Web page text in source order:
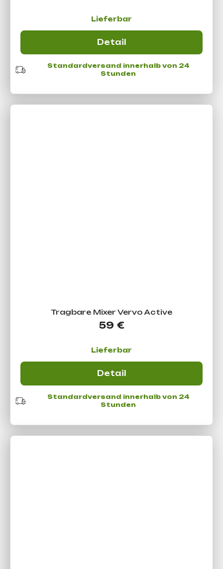
Lieferbar
Detail
Standardversand innerhalb von 24
Stunden
Tragbare Mixer Vervo Active
59 €
Lieferbar
Detail
Standardversand innerhalb von 24
Stunden